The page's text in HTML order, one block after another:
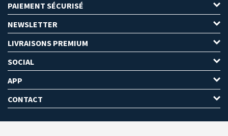
PAIEMENT SÉCURISÉ
NEWSLETTER
LIVRAISONS PREMIUM
SOCIAL
APP
CONTACT